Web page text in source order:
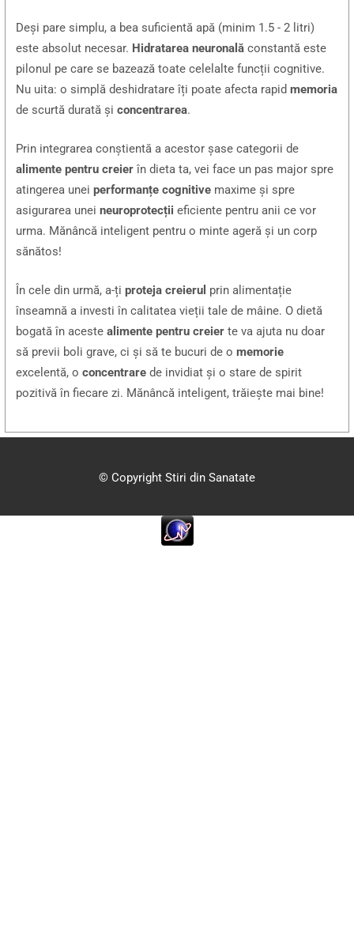
Deși pare simplu, a bea suficientă apă (minim 1.5 - 2 litri)
este absolut necesar. Hidratarea neuronală constantă este
pilonul pe care se bazează toate celelalte funcții cognitive.
Nu uita: o simplă deshidratare îți poate afecta rapidmemoria
de scurtă durată șiconcentrarea.
Prin integrarea conștientă a acestor șase categorii de
alimente pentru creier în dieta ta, vei face un pas major spre
atingerea uneiperformanțe cognitive maxime și spre
asigurarea uneineuroprotecții eficiente pentru anii ce vor
urma. Mănâncă inteligent pentru o minte ageră și un corp
sănătos!
În cele din urmă, a-țiproteja creierul prin alimentație
înseamnă a investi în calitatea vieții tale de mâine. O dietă
bogată în acestealimente pentru creier te va ajuta nu doar
să previi boli grave, ci și să te bucuri de omemorie
excelentă, oconcentrare de invidiat și o stare de spirit
pozitivă în fiecare zi. Mănâncă inteligent, trăiește mai bine!
© Copyright Stiri din Sanatate